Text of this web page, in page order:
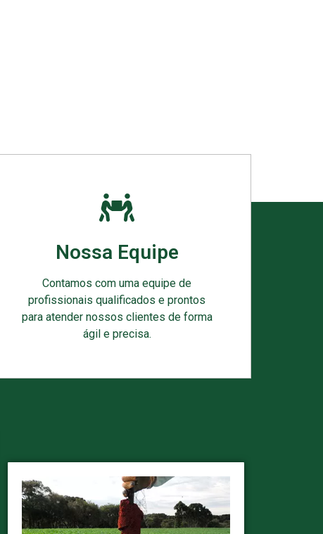
Nossa Equipe
Contamos com uma equipe de
profissionais qualificados e prontos
para atender nossos clientes de forma
ágil e precisa.